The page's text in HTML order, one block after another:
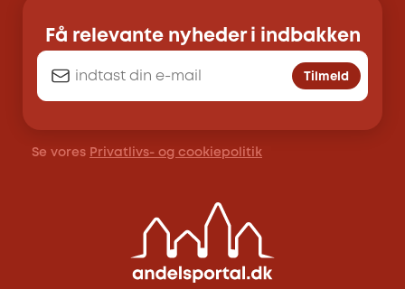
Få relevante nyheder i indbakken
Tilmeld
Se vores Privatlivs- og cookiepolitik